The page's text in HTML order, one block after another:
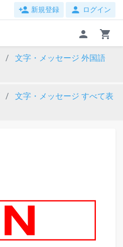
person_add 新規登録 person ログイン
person shopping_cart
文字・メッセージ 外国語
文字・メッセージ すべて表